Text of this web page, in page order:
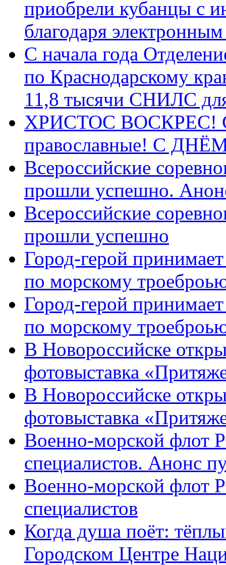
приобрели кубанцы с
благодаря
С начала года
по Краснодарскому
11,8 тысячи СНИЛС
ХРИСТОС ВОСКРЕС! С
православные! C
Всероссийские
прошли успешно.
Всероссийские
прошли успешно
Город-герой
по морскому
Город-герой
по морскому
В Новороссийске
фотовыставка
В Новороссийске
фотовыставка
Военно-морской флот
специалистов. Анонс
Военно-морской флот
специалистов
Когда душа поёт:
Городском Центре